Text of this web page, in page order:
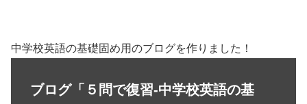
中学校英語の基礎固め用のブログを作りました！
ブログ「５問で復習-中学校英語の基